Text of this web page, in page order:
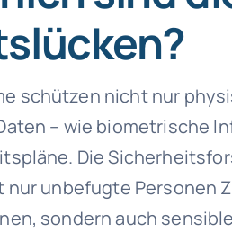
schützen nicht nur
– wie biometrische
Die
nur unbefugte Personen
sondern auch